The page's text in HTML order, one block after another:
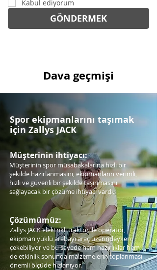
Kabul ediyorum
GÖNDERMEK
Dava geçmişi
Spor ekipmanlarını taşımak
için Zallys JACK
Müşterinin ihtiyacı:
Müşterinin spor müsabakalarına hızlı bir
şekilde hazırlanmasını, ekipmanların verimli,
hızlı ve güvenli bir şekilde taşınmasını
sağlayacak bir çözüme ihtiyacı vardı.
Çözümümüz:
Zallys JACK elektrikli traktör ile operatör,
ekipman yüklü arabayı araç üzerindeyken
çekebiliyor ve bu sayede hem hazırlıklar hem
de etkinlik sonunda malzemelerin toplanması
önemli ölçüde hızlanıyor.